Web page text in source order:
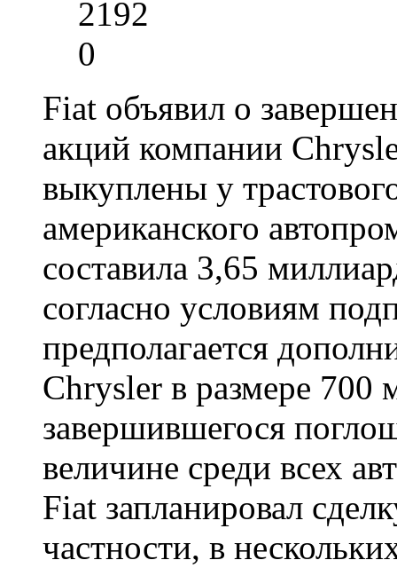
2192
0
Fiat объявил о
акций компании
выкуплены у
американского
составила 3,65
согласно условиям
предполагается
Chrysler в размере 700
завершившегося
величине среди всех
Fiat запланировал
частности, в